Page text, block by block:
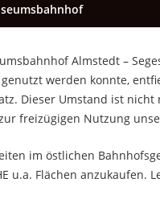
Almstedt –
werden konnte,
Dieser Umstand ist
freizügigen Nutzung
im östlichen
u.a. Flächen anzukaufen.